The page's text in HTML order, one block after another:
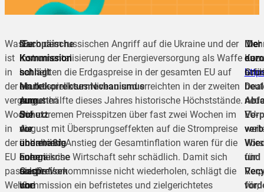
Was
ist
in
der
vergangenen
Woche
in
der
EU
passiert?
Welche
Europäische
Kommission
schlägt
Marktkorrekturmechanismus
zum
Schutz
vor
übermäßig
hohen
Gaspreisen
vor
Die
Kommission
hat
heute
erneut
auf
die
anhaltende
Energiekrise
reagiert
und
Nach dem russischen Angriff auf die Ukraine und der
Instrumentalisierung der Energieversorgung als Waffe
schnellten die Erdgaspreise in der gesamten EU auf
ein beispielloses Niveau und erreichten in der zweiten
Augusthälfte dieses Jahres historische Höchststände.
Die extremen Preisspitzen über fast zwei Wochen im
August mit Übersprungseffekten auf die Strompreise
und einem Anstieg der Gesamtinflation waren für die
europäische Wirtschaft sehr schädlich. Damit sich
solche Vorkommnisse nicht wiederholen, schlägt die
Kommission ein befristetes und zielgerichtetes
Der
und
Die
neue
EU-
für
vor,